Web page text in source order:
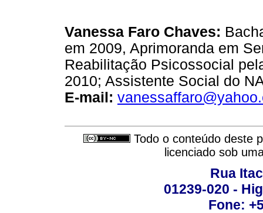
Vanessa Faro Chaves:
em 2009, Aprimoranda em
Reabilitação Psicossocial
2010; Assistente Social do
E-mail:
Todo o conteúdo deste
licenciado sob
Rua
01239-020 -
Fone: